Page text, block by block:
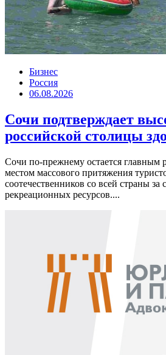
Бизнес
Россия
06.08.2026
Сочи подтверждает
российской столицы
Сочи по-прежнему остается главным
местом массового притяжения
соотечественников со всей страны за
рекреационных ресурсов....